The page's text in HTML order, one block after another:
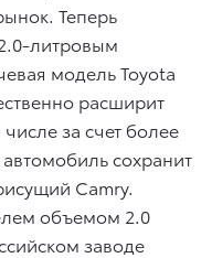
Теперь
литровым
модель Toyota
расширит
за счет более
сохранит
Camry.
объемом 2.0
заводе